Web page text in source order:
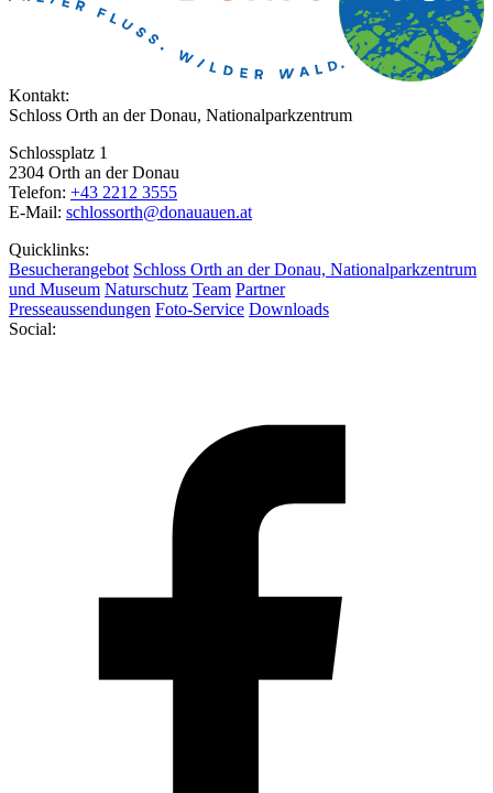
Kontakt:
Schloss Orth an der Donau, Nationalparkzentrum
Schlossplatz 1
2304 Orth an der Donau
Telefon: +43 2212 3555
E-Mail: schlossorth@donauauen.at
Quicklinks:
Besucherangebot Schloss Orth an der Donau, Nationalparkzentrum
und Museum Naturschutz Team Partner
Presseaussendungen Foto-Service Downloads
Social: